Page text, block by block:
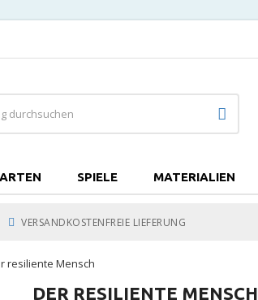
SPIELE MATERIALIEN
VERSANDKOSTENFREIE LIEFERUNG
resiliente Mensch
DER RESILIENTE MENSCH